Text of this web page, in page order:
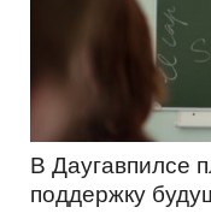
В Даугавпилсе
поддержку